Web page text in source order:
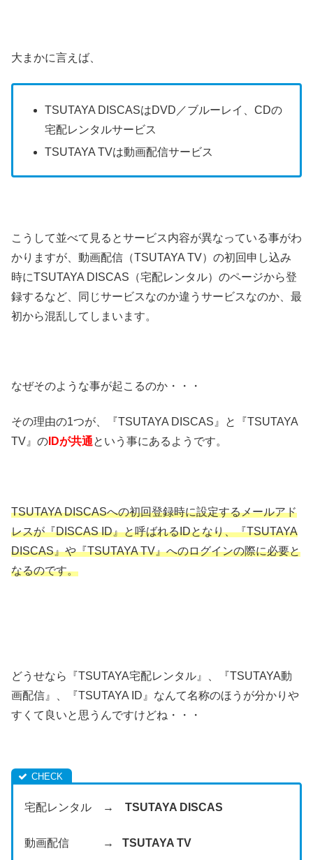
大まかに言えば、
TSUTAYA DISCASはDVD／ブルーレイ、CDの
宅配レンタルサービス
TSUTAYA TVは動画配信サービス
こうして並べて見るとサービス内容が異なっている事がわ
かりますが、動画配信（TSUTAYA TV）の初回申し込み
時にTSUTAYA DISCAS（宅配レンタル）のページから登
録するなど、同じサービスなのか違うサービスなのか、最
初から混乱してしまいます。
なぜそのような事が起こるのか・・・
その理由の1つが、『TSUTAYA DISCAS』と『TSUTAYA
TV』の IDが共通という事にあるようです。
TSUTAYA DISCASへの初回登録時に設定するメールアド
レスが『DISCAS ID』と呼ばれるIDとなり、『TSUTAYA
DISCAS』や『TSUTAYA TV』へのログインの際に必要と
なるのです。
どうせなら『TSUTAYA宅配レンタル』、『TSUTAYA動
画配信』、『TSUTAYA ID』なんて名称のほうが分かりや
すくて良いと思うんですけどね・・・
宅配レンタル → TSUTAYA DISCAS
動画配信 → TSUTAYA TV